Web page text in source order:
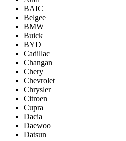
BAIC
Belgee
BMW
Buick
BYD
Cadillac
Changan
Chery
Chevrolet
Chrysler
Citroen
Cupra
Dacia
Daewoo
Datsun